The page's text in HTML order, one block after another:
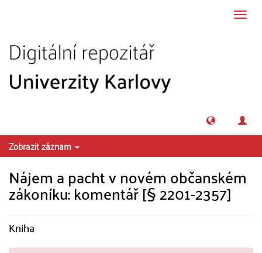
Zobrazit záznam
Nájem a pacht v novém občanském
zákoníku: komentář [§ 2201-2357]
Kniha